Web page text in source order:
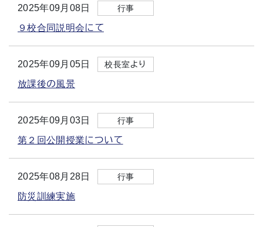
2025年09月08日 行事
９校合同説明会にて
2025年09月05日 校長室より
放課後の風景
2025年09月03日 行事
第２回公開授業について
2025年08月28日 行事
防災訓練実施